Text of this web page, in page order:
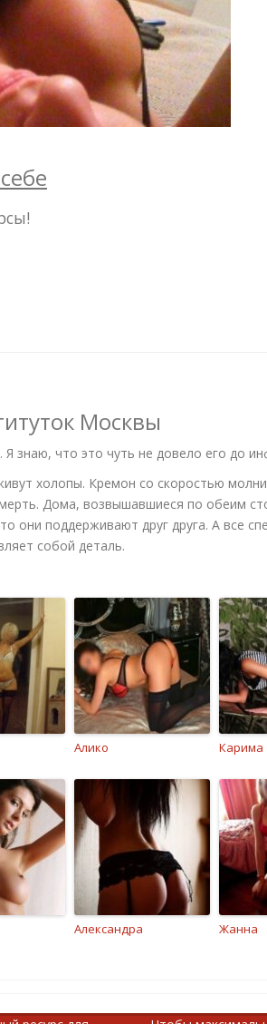
Москвы
знаю, что это чуть не довело его до
холопы. Кремон со скоростью
Дома, возвышавшиеся по обеим
они поддерживают друг друга. А все
собой деталь.
Алико Карима
Александра Жанна